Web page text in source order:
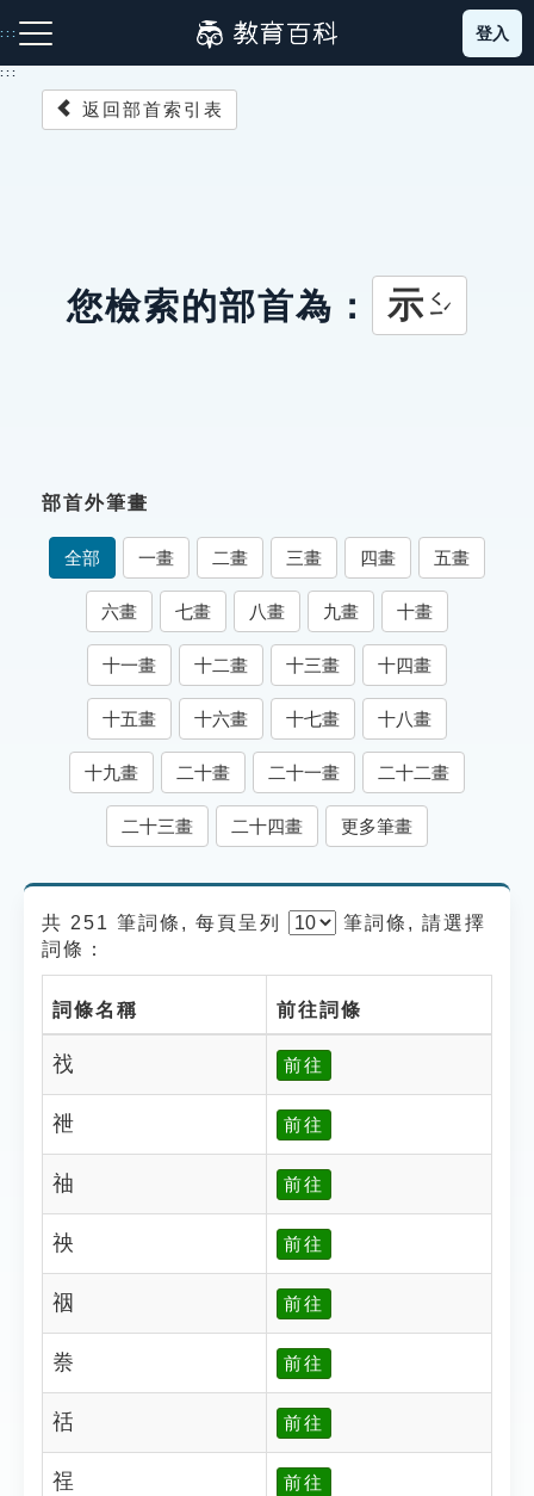
到
主
:::
成語故事
索引選單
知識索引
單字索引
生命大百科索引
遊戲專區
貓頭鷹博士
登入
:::
返回部首索引表
您檢索的部首為： 示 ㄑㄧˊ
部首外筆畫
全部 一畫 二畫 三畫 四畫 五畫
六畫 七畫 八畫 九畫 十畫
十一畫 十二畫 十三畫 十四畫
十五畫 十六畫 十七畫 十八畫
十九畫 二十畫 二十一畫 二十二畫
二十三畫 二十四畫 更多筆畫
共 251 筆詞條, 每頁呈列 筆詞條, 請選擇
詞條：
詞條名稱 前往詞條
䄀 前往
䄁 前往
䄂 前往
䄃 前往
䄄 前往
䄅 前往
䄆 前往
䄇 前往